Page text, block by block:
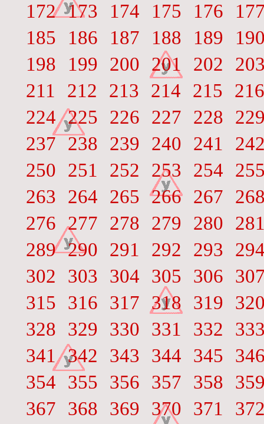
172 173 174 175 176
185
186 187 188 189
198
199 200 201 202
211
212 213 214 215
216
224 225 226 227 228
237
238 239 240 241
250
251 252 253 254
263
264 265 266 267
276 277 278 279 280
289 290 291 292 293
302
303 304 305 306
315
316 317 318 319
328
329 330 331 332
341
342 343 344 345
354
355 356 357 358
367
368 369 370 371